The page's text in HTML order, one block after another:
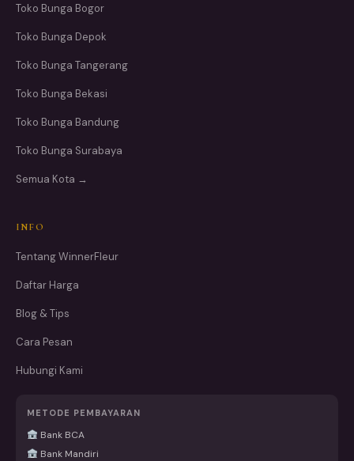
Toko Bunga Bogor
Toko Bunga Depok
Toko Bunga Tangerang
Toko Bunga Bekasi
Toko Bunga Bandung
Toko Bunga Surabaya
Semua Kota →
INFO
Tentang WinnerFleur
Daftar Harga
Blog & Tips
Cara Pesan
Hubungi Kami
METODE PEMBAYARAN
Bank BCA
Bank Mandiri